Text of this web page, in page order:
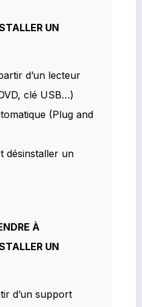
UN
d’un lecteur
clé USB…)
(Plug and
désinstaller un
À
UN
d’un support